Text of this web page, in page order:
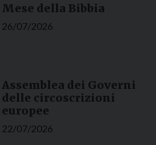
Mese della Bibbia
26/07/2026
Assemblea dei Governi
delle circoscrizioni
europee
22/07/2026